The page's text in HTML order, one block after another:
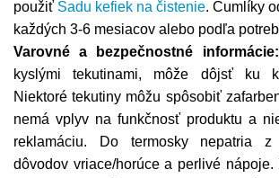
použiť Sadu kefiek na čistenie. Cumlíky
každých 3-6 mesiacov alebo podľa
Varovné a bezpečnostné informácie:
kyslými tekutinami, môže dôjsť ku
Niektoré tekutiny môžu spôsobiť
nemá vplyv na funkčnosť produktu a
reklamáciu. Do termosky nepatria z
dôvodov vriace/horúce a perlivé nápoje.